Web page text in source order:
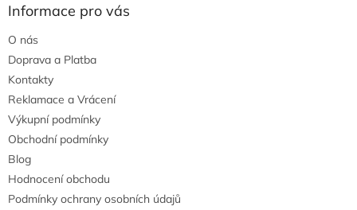
Informace pro vás
O nás
Doprava a Platba
Kontakty
Reklamace a Vrácení
Výkupní podmínky
Obchodní podmínky
Blog
Hodnocení obchodu
Podmínky ochrany osobních údajů